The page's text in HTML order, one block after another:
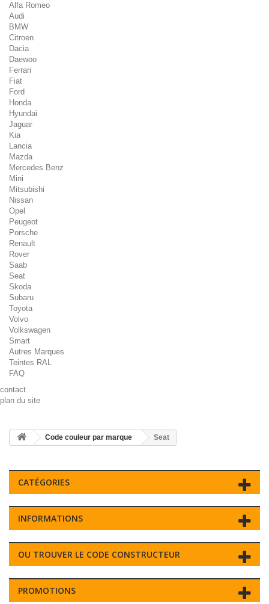
Alfa Romeo
Audi
BMW
Citroen
Dacia
Daewoo
Ferrari
Fiat
Ford
Honda
Hyundai
Jaguar
Kia
Lancia
Mazda
Mercedes Benz
Mini
Mitsubishi
Nissan
Opel
Peugeot
Porsche
Renault
Rover
Saab
Seat
Skoda
Subaru
Toyota
Volvo
Volkswagen
Smart
Autres Marques
Teintes RAL
FAQ
contact
plan du site
Code couleur par marque Seat
CATÉGORIES
INFORMATIONS
OU TROUVER LE CODE CONSTRUCTEUR
PROMOTIONS